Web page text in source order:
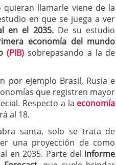
llamarle viene de la
en que se juega a ver
en el 2035.De su estudio
economía del mundo
(PIB) sobrepasando a la de
por ejemplo Brasil, Rusia e
que registren mayor
Respecto a la economía
al 18.
santa, solo se trata de
una proyección de como
en 2035. Parte del informe